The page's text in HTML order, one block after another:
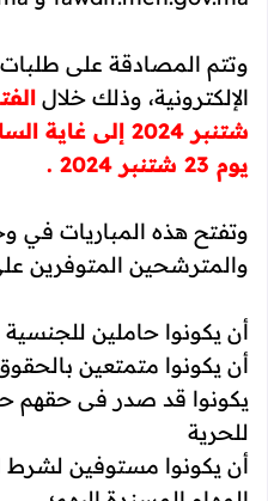
وتتم المصادقة على
الإلكترونية، وذلك خلال
شتنبر 2024 إلى
يوم 23 شتنبر 2024 .
وتفتح هذه المباريات في
والمترشحين المتوفرين
أن يكونوا حاملين للجنسية
أن يكونوا متمتعين بالحقوق
يكونوا قد صدر فى حقهم
للحرية
أن يكونوا مستوفين لشرط